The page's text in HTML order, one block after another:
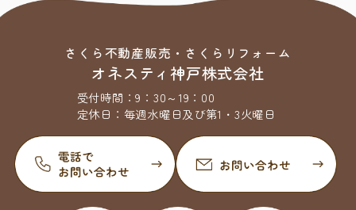
さくら不動産販売・さくらリフォーム
オネスティ神戸株式会社
受付時間：9：30～19：00
定休日： 毎週水曜日及び第1・3火曜日